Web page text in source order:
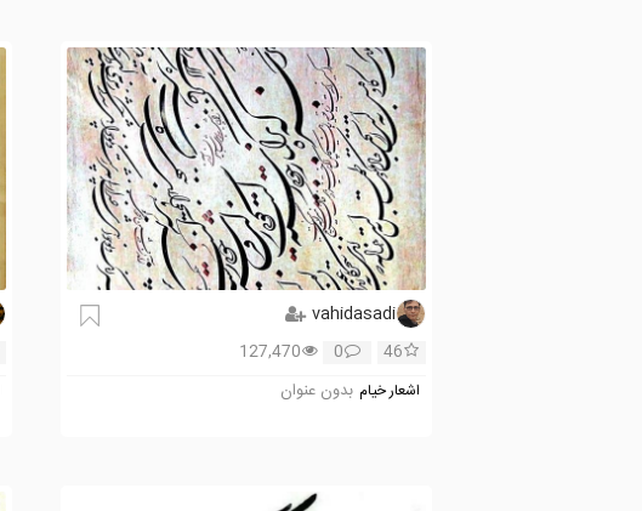
vahidasadi
46
0
127,470
اشعار خیام بدون عنوان